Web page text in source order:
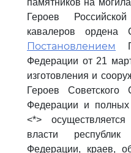
памятников на
Героев
кавалеров ордена
Постановлением
Федерации от 21
изготовления и
Героев Советского
Федерации и
<*>
власти
Федерации, краев,